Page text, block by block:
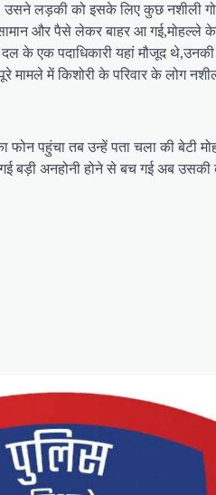
लड़की को इसके लिए कुछ नशीली
सामान और पैसे लेकर बाहर आ
एक पदाधिकारी यहां मौजूद
मामले में किशोरी के परिवार के लोग
पहुंचा तब उन्हें पता चला की बेटी
बड़ी अनहोनी होने से बच गई अब